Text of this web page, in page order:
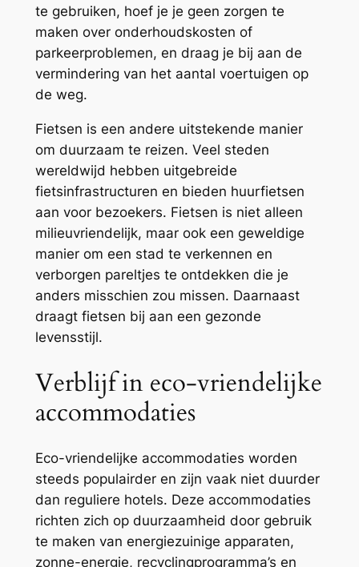
te gebruiken, hoef je je geen zorgen te
maken over onderhoudskosten of
parkeerproblemen, en draag je bij aan de
vermindering van het aantal voertuigen op
de weg.
Fietsen is een andere uitstekende manier
om duurzaam te reizen. Veel steden
wereldwijd hebben uitgebreide
fietsinfrastructuren en bieden huurfietsen
aan voor bezoekers. Fietsen is niet alleen
milieuvriendelijk, maar ook een geweldige
manier om een stad te verkennen en
verborgen pareltjes te ontdekken die je
anders misschien zou missen. Daarnaast
draagt fietsen bij aan een gezonde
levensstijl.
Verblijf in eco-vriendelijke
accommodaties
Eco-vriendelijke accommodaties worden
steeds populairder en zijn vaak niet duurder
dan reguliere hotels. Deze accommodaties
richten zich op duurzaamheid door gebruik
te maken van energiezuinige apparaten,
zonne-energie, recyclingprogramma’s en